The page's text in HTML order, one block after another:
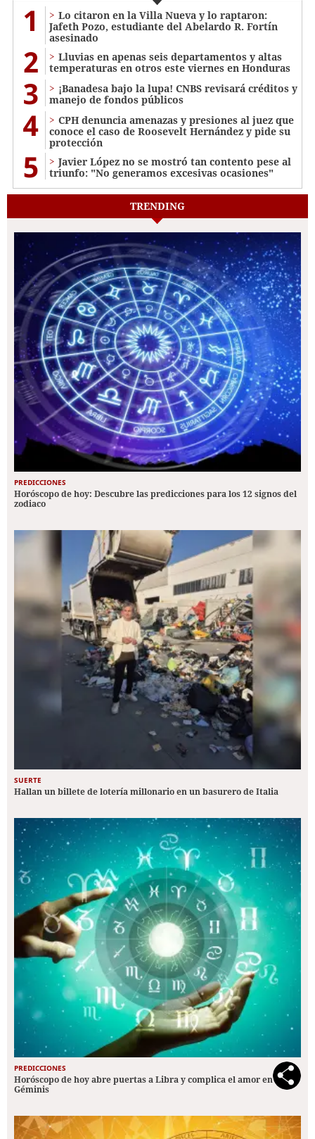
1
Lo citaron en la Villa Nueva y lo raptaron:
Jafeth Pozo, estudiante del Abelardo R. Fortín
asesinado
2
Lluvias en apenas seis departamentos y altas
temperaturas en otros este viernes en Honduras
3
¡Banadesa bajo la lupa! CNBS revisará créditos y
manejo de fondos públicos
4
CPH denuncia amenazas y presiones al juez que
conoce el caso de Roosevelt Hernández y pide su
protección
5
Javier López no se mostró tan contento pese al
triunfo: "No generamos excesivas ocasiones"
TRENDING
PREDICCIONES
Horóscopo de hoy: Descubre las predicciones para los 12 signos del
zodiaco
SUERTE
Hallan un billete de lotería millonario en un basurero de Italia
PREDICCIONES
Horóscopo de hoy abre puertas a Libra y complica el amor en
Géminis